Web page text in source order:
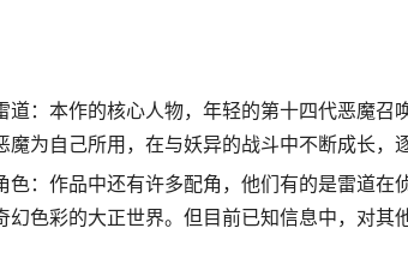
道：本作的核心人物，年轻的第十四代恶魔
魔为自己所用，在与妖异的战斗中不断成长，
色：作品中还有许多配角，他们有的是雷道
幻色彩的大正世界。但目前已知信息中，对其